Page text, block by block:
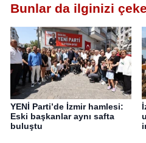
Bunlar da ilginizi
YENİ Parti’de İzmir hamlesi:
Eski başkanlar aynı safta
buluştu